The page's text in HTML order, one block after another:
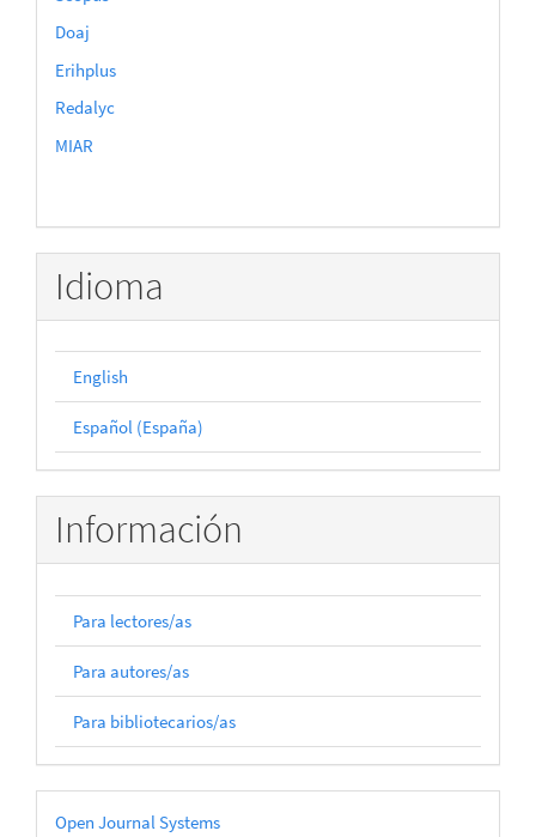
Doaj
Erihplus
Redalyc
MIAR
Idioma
English
Español (España)
Información
Para lectores/as
Para autores/as
Para bibliotecarios/as
Desarrollado
Open Journal Systems